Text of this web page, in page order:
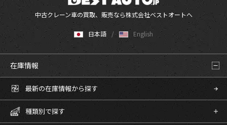
中古クレーン車の買取、販売なら株式会社ベストオートへ
日本語 English
在庫情報
最新の在庫情報から探す
種類別で探す